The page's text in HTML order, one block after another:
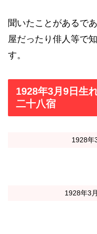
聞いたことがあるで
屋だったり俳人等で
す。
1928年3月9日生
二十八宿
1928年
1928年3